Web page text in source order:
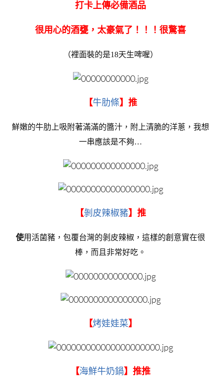
打卡上傳必備酒品
很用心的酒甕，太豪氣了！！！很驚喜
（裡面裝的是18天生啤喔）
【牛肋條】推
鮮嫩的牛肋上吸附著滿滿的醬汁，附上清脆的洋蔥，我想
一串應該是不夠…
【剝皮辣椒豬】推
使用活菌豬，包覆台灣的剝皮辣椒，這樣的創意實在很
棒，而且非常好吃。
【烤娃娃菜】
【海鮮牛奶鍋】推推